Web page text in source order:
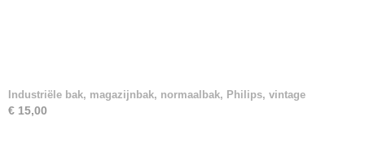
Industriële bak, magazijnbak, normaalbak, Philips, vintage
€ 15,00